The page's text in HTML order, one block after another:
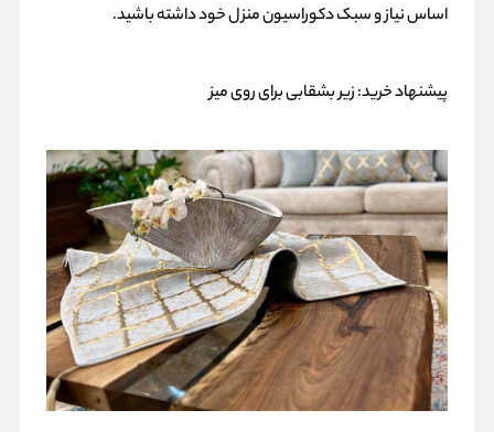
اساس نیاز و سبک دکوراسیون منزل خود داشته باشید.
پیشنهاد خرید:زیر بشقابی برای روی میز